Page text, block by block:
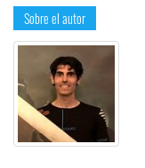
Sobre el autor